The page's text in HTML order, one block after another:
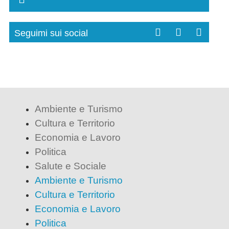
Seguimi sui social
Ambiente e Turismo
Cultura e Territorio
Economia e Lavoro
Politica
Salute e Sociale
Ambiente e Turismo
Cultura e Territorio
Economia e Lavoro
Politica